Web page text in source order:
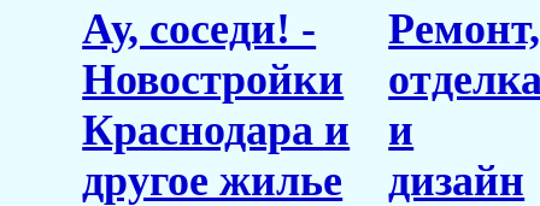
Ау, соседи! -
Новостройки
Краснодара и
другое жилье
Ремонт,
и
дизайн